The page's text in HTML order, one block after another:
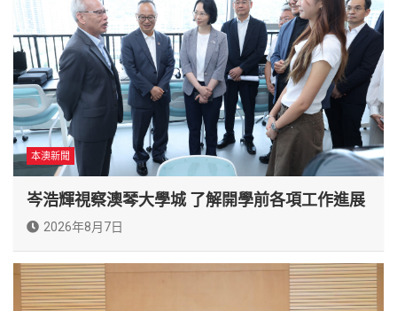
本澳新聞
岑浩輝視察澳琴大學城 了解開學前各項工作進展
2026年8月7日